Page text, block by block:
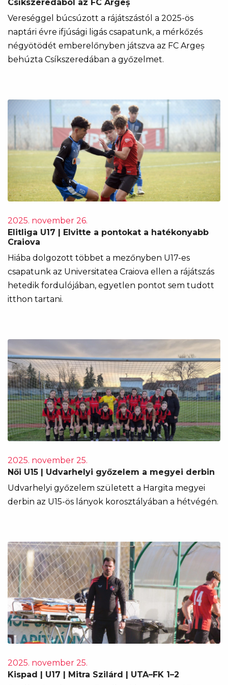
Csíkszeredából az FC Argeș
Vereséggel búcsúzott a rájátszástól a 2025-ös
naptári évre ifjúsági ligás csapatunk, a mérkőzés
négyötödét emberelőnyben játszva az FC Argeș
behúzta Csíkszeredában a győzelmet.
2025. november 26.
Elitliga U17 | Elvitte a pontokat a hatékonyabb
Craiova
Hiába dolgozott többet a mezőnyben U17-es
csapatunk az Universitatea Craiova ellen a rájátszás
hetedik fordulójában, egyetlen pontot sem tudott
itthon tartani.
2025. november 25.
Női U15 | Udvarhelyi győzelem a megyei derbin
Udvarhelyi győzelem született a Hargita megyei
derbin az U15-ös lányok korosztályában a hétvégén.
2025. november 25.
Kispad | U17 | Mitra Szilárd | UTA–FK 1–2